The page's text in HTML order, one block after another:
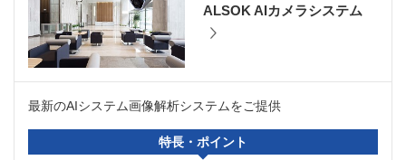
ALSOK AIカメラシステム
最新のAIシステム画像解析システムをご提供
特長・ポイント